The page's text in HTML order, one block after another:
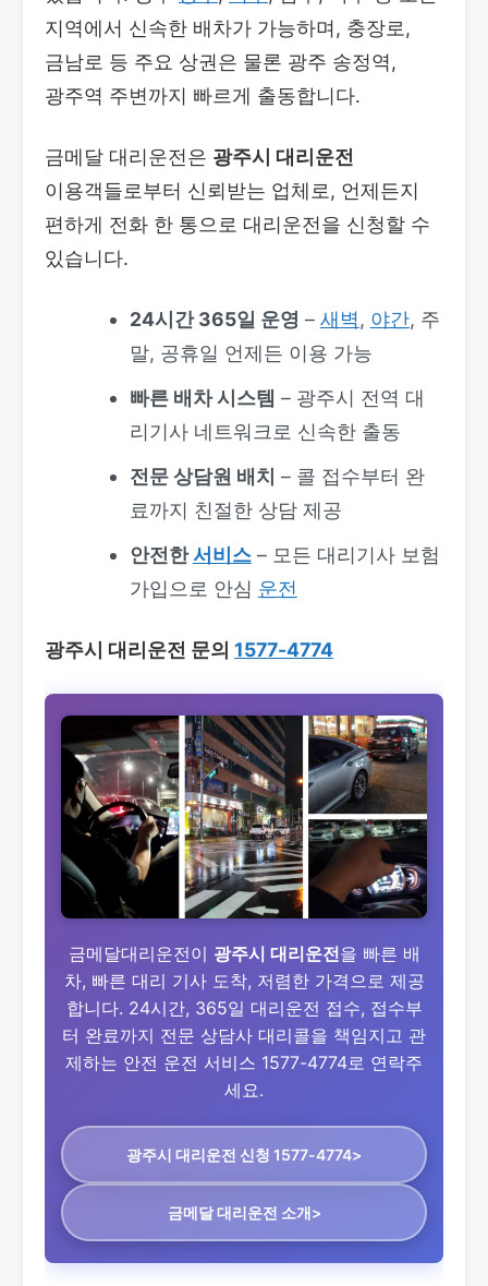
지역에서 신속한 배차가 가능하며, 충장로,
금남로 등 주요 상권은 물론 광주 송정역,
광주역 주변까지 빠르게 출동합니다.
금메달 대리운전은 광주시 대리운전
이용객들로부터 신뢰받는 업체로, 언제든지
편하게 전화 한 통으로 대리운전을 신청할 수
있습니다.
24시간 365일 운영 – 새벽, 야간, 주
말, 공휴일 언제든 이용 가능
빠른 배차 시스템 – 광주시 전역 대
리기사 네트워크로 신속한 출동
전문 상담원 배치 – 콜 접수부터 완
료까지 친절한 상담 제공
안전한서비스– 모든 대리기사 보험
가입으로 안심 운전
광주시 대리운전 문의 1577-4774
금메달대리운전이 광주시 대리운전을 빠른 배
차, 빠른 대리 기사 도착, 저렴한 가격으로 제공
합니다. 24시간, 365일 대리운전 접수, 접수부
터 완료까지 전문 상담사 대리콜을 책임지고 관
제하는 안전 운전 서비스 1577-4774로 연락주
세요.
광주시 대리운전 신청 1577-4774>
금메달 대리운전 소개>